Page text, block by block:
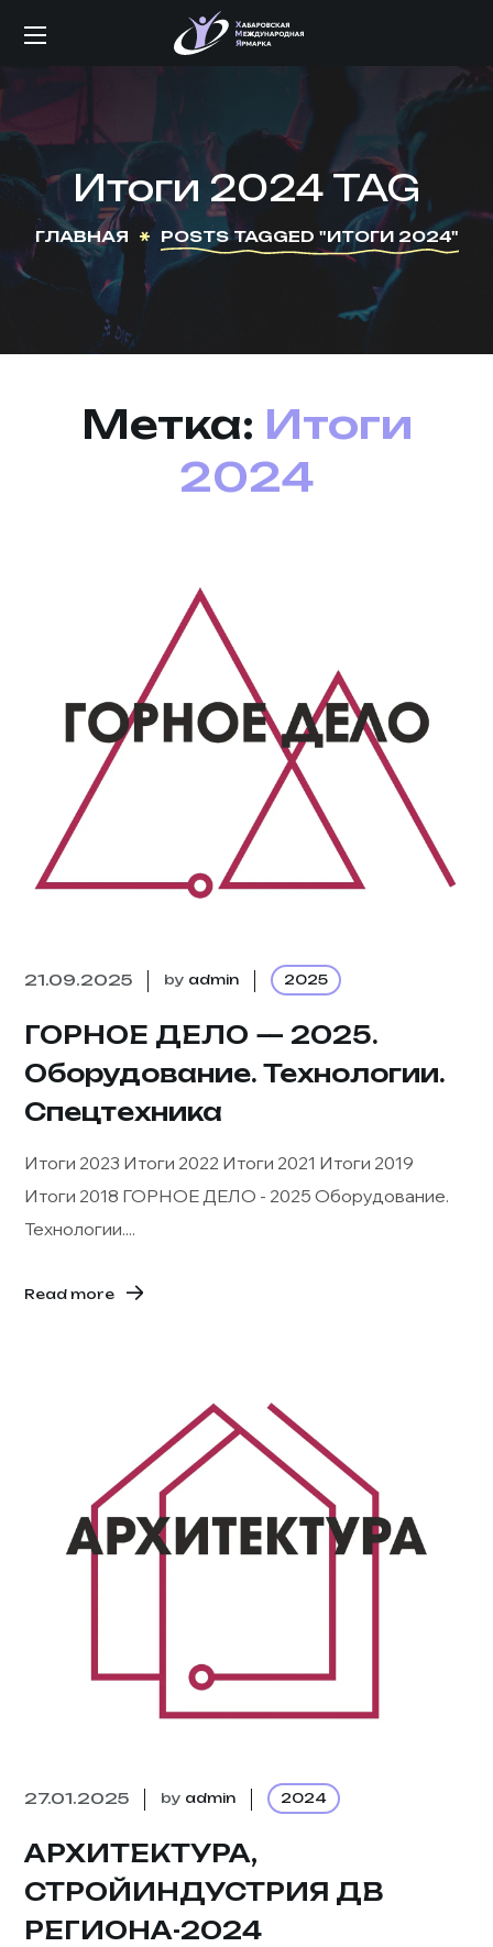
Итоги 2024 TAG
ГЛАВНАЯ POSTS TAGGED "ИТОГИ 2024"
Метка: Итоги
2024
21.09.2025 by admin 2025
ГОРНОЕ ДЕЛО — 2025.
Оборудование. Технологии.
Спецтехника
Итоги 2023 Итоги 2022 Итоги 2021 Итоги 2019
Итоги 2018 ГОРНОЕ ДЕЛО - 2025 Оборудование.
Технологии....
Read more
27.01.2025 by admin 2024
АРХИТЕКТУРА,
СТРОЙИНДУСТРИЯ ДВ
РЕГИОНА-2024